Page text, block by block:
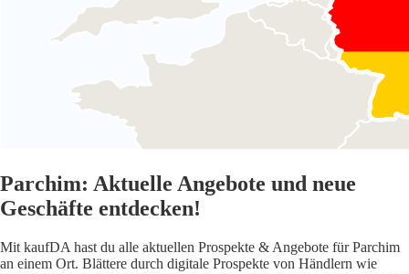
Parchim: Aktuelle Angebote und neue
Geschäfte entdecken!
Mit kaufDA hast du alle aktuellen Prospekte & Angebote für Parchim
an einem Ort. Blättere durch digitale Prospekte von Händlern wie